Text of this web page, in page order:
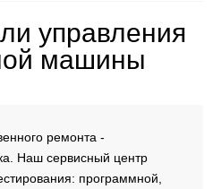
управления
машины
ремонта -
Наш сервисный центр
программной,